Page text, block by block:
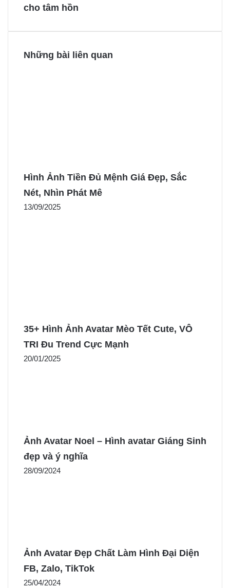
k
s ee
cho tâm hồn
Những bài liên quan
Hình Ảnh Tiền Đủ Mệnh Giá Đẹp, Sắc
Nét, Nhìn Phát Mê
13/09/2025
35+ Hình Ảnh Avatar Mèo Tết Cute, VÔ
TRI Đu Trend Cực Mạnh
20/01/2025
Ảnh Avatar Noel – Hình avatar Giáng Sinh
đẹp và ý nghĩa
28/09/2024
Ảnh Avatar Đẹp Chất Làm Hình Đại Diện
FB, Zalo, TikTok
25/04/2024